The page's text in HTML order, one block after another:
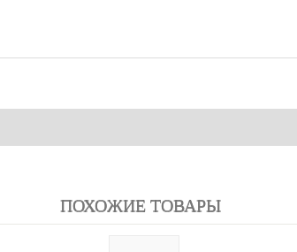
ПОХОЖИЕ ТОВАРЫ